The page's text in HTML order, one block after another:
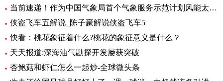
当前速递！作为中国气象局首个气象服务示范计划风能太阳能发电精细化气象服务示范计划7月1日启动
侠盗飞车五解说_陈子豪解说侠盗飞车5
快看：桃花象征着什么?桃花的象征意义是什么？
天天报道:深海油气勘探开发屡获突破
杏鲍菇和虾仁怎么一起炒-全球微头条